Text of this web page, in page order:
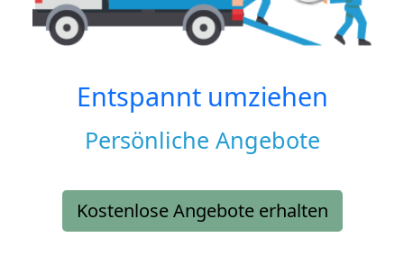
Entspannt umziehen
Persönliche Angebote
Kostenlose Angebote erhalten